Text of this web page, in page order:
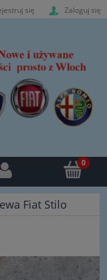
się Zaloguj się
Fiat Stilo